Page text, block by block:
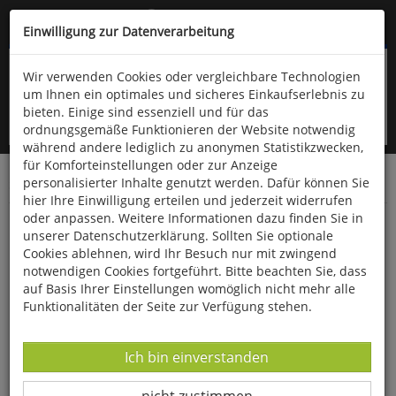
Kompletten Head der Seite überspringen
oder (06766) 9323-960
Startseite Bücher Advent & Weihnachten
Lieder zur Weihnacht
Einwilligung zur Datenverarbeitung
Wir verwenden Cookies oder vergleichbare Technologien
um Ihnen ein optimales und sicheres Einkaufserlebnis zu
bieten. Einige sind essenziell und für das
ordnungsgemäße Funktionieren der Website notwendig
während andere lediglich zu anonymen Statistikzwecken,
für Komforteinstellungen oder zur Anzeige
personalisierter Inhalte genutzt werden. Dafür können Sie
hier Ihre Einwilligung erteilen und jederzeit widerrufen
oder anpassen. Weitere Informationen dazu finden Sie in
unserer Datenschutzerklärung. Sollten Sie optionale
Cookies ablehnen, wird Ihr Besuch nur mit zwingend
notwendigen Cookies fortgeführt. Bitte beachten Sie, dass
auf Basis Ihrer Einstellungen womöglich nicht mehr alle
Funktionalitäten der Seite zur Verfügung stehen.
Datenverarbeitung -
Ich bin einverstanden